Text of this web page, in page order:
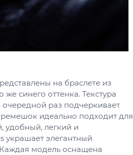
на браслете из
синего оттенка. Текстура
очередной раз подчеркивает
идеально подходит для
удобный, легкий и
украшает элегантный
модель оснащена